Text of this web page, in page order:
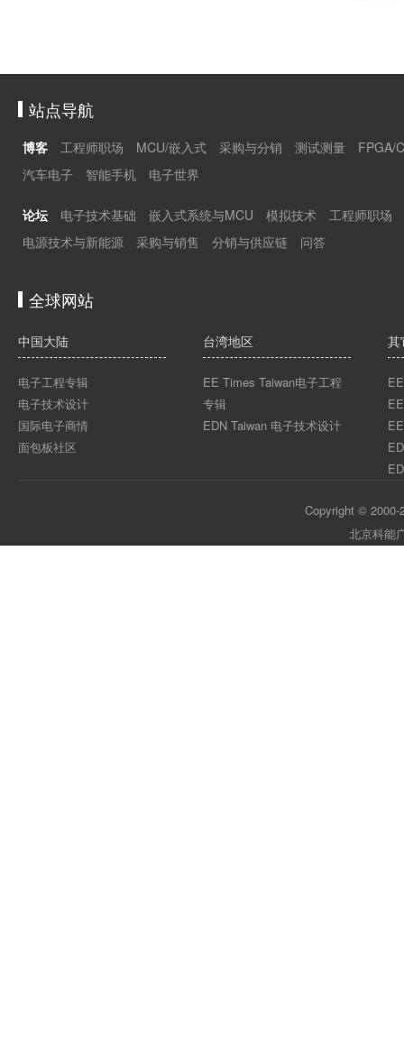
站点导航
博客 工程师职场 MCU/嵌入式 采购与分销 测试测量
FPGA/
汽车电子
智能手机 电子世界
论坛 电子技术基础 嵌入式系统与MCU 模拟技术
工程师职场
电源技术与新能源
采购与销售 分销与供应链 问答
全球网站
中国大陆
电子工程专辑
电子技术设计
国际电子商情
面包板社区
台湾地区
EE Times Taiwan电子工程
专辑
EDN Taiwan 电子技术设计
其
Copyright © 2000-
北京科能